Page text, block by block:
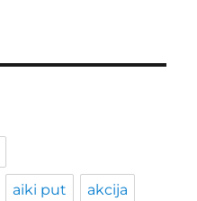
aiki put akcija